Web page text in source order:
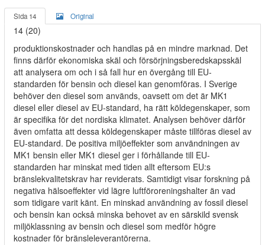
Sida 14 Original
14 (20)
produktionskostnader och handlas på en mindre marknad. Det
finns därför ekonomiska skäl och försörjningsberedskapsskäl
att analysera om och i så fall hur en övergång till EU-
standarden för bensin och diesel kan genomföras. I Sverige
behöver den diesel som används, oavsett om det är MK1
diesel eller diesel av EU-standard, ha rätt köldegenskaper, som
är specifika för det nordiska klimatet. Analysen behöver därför
även omfatta att dessa köldegenskaper måste tillföras diesel av
EU-standard. De positiva miljöeffekter som användningen av
MK1 bensin eller MK1 diesel ger i förhållande till EU-
standarden har minskat med tiden allt eftersom EU:s
bränslekvalitetskrav har reviderats. Samtidigt visar forskning på
negativa hälsoeffekter vid lägre luftföroreningshalter än vad
som tidigare varit känt. En minskad användning av fossil diesel
och bensin kan också minska behovet av en särskild svensk
miljöklassning av bensin och diesel som medför högre
kostnader för bränsleleverantörerna.